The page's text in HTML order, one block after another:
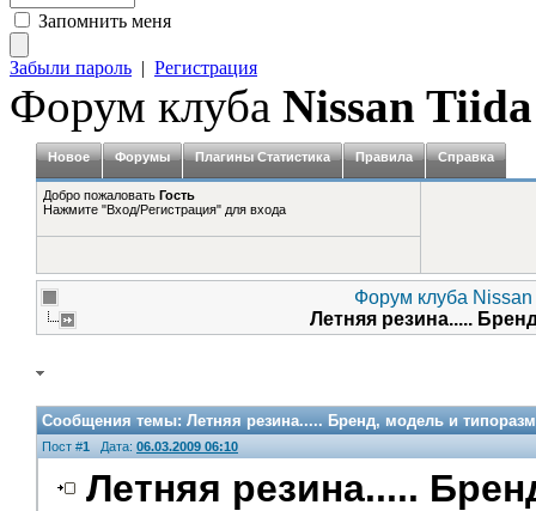
Запомнить меня
Забыли пароль | Регистрация
Форум клуба Nissan Tiida
Новое Форумы Плагины Статистика Правила Справка
Добро пожаловать Гость
Нажмите "Вход/Регистрация" для входа
Форум клуба
Летняя резина.....
Сообщения темы:Летняя резина..... Бренд, модель и
Пост #1 Дата: 06.03.2009 06:10
Летняя резина.....